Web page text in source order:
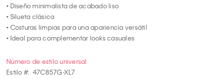
• Diseño minimalista de acabado liso
• Silueta clásica
• Costuras limpias para una apariencia versátil
• Ideal para complementar looks casuales
Número de estilo universal
Estilo #: 47C857G-XL7